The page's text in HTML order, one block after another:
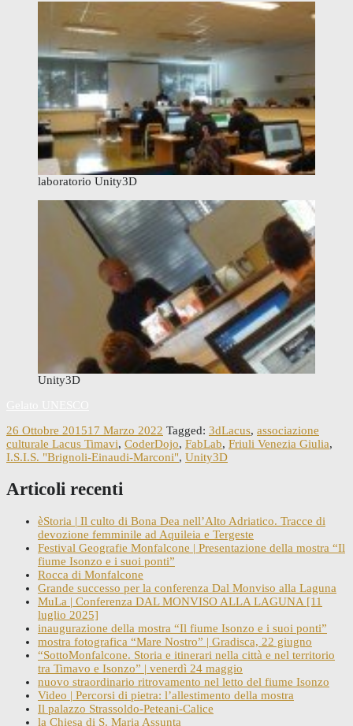
laboratorio Unity3D
Unity3D
26 Ottobre 201517 Marzo 2022 Tagged: 3dLacus, associazione
culturale Lacus Timavi, CoderDojo, FabLab, Friuli Venezia Giulia,
I.S.I.S. "Brignoli-Einaudi-Marconi", Unity3D
Articoli recenti
èStoria | Il culto di Bona Dea nell’Alto Adriatico. Tracce di
devozione femminile ad Aquileia e Tergeste
Festival Geografie Monfalcone | Presentazione della mostra “Il
fiume Isonzo e i suoi ponti”
Rocca di Monfalcone
Grande successo per la conferenza Dal Monviso alla Laguna
MuLa | Conferenza DAL MONVISO ALLA LAGUNA [11
luglio 2025]
inaugurazione della mostra “Il fiume Isonzo e i suoi ponti”
mostra fotografica “Mare Nostro” | Gradisca, 22 giugno
“SottoMonfalcone. Storia e itinerari nella città e nel territorio
tra Timavo e Isonzo” | venerdì 24 maggio
nuovo straordinario ritrovamento nel letto del fiume Isonzo
Video | Percorsi di pietra: l’allestimento della mostra
Il palazzo Strassoldo-Peteani-Calice
la Chiesa di S. Maria Assunta